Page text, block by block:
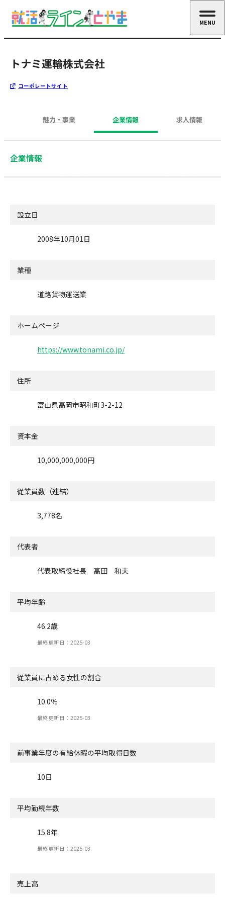
トナミ運輸株式会社
コーポレートサイト
魅力・事業 企業情報 求人情報
企業情報
設立日
2008年10月01日
業種
道路貨物運送業
ホームページ
https://www.tonami.co.jp/
住所
富山県高岡市昭和町3-2-12
資本金
10,000,000,000円
従業員数（連結）
3,778名
代表者
代表取締役社長 髙田 和夫
平均年齢
46.2歳
最終更新日：2025-03
従業員に占める女性の割合
10.0％
最終更新日：2025-03
前事業年度の有給休暇の平均取得日数
10日
平均勤続年数
15.8年
最終更新日：2025-03
売上高
MENU